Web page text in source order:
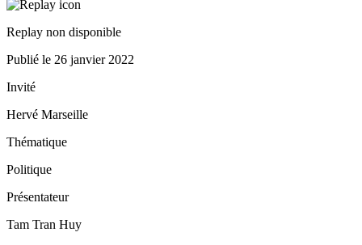
Replay non disponible
Publié le 26 janvier 2022
Invité
Hervé Marseille
Thématique
Politique
Présentateur
Tam Tran Huy